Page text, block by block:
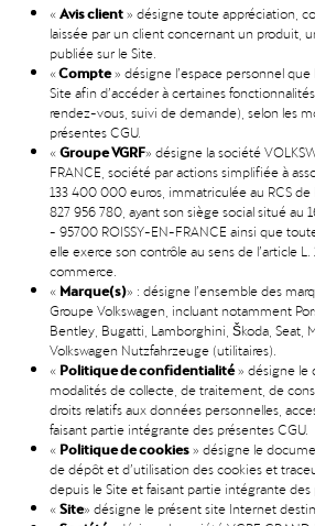
«Avis client» désigne toute appréciation,
laissée par un client concernant un produit,
publiée sur le Site.
«Compte» désigne l’espace personnel que
Site afin d’accéder à certaines
rendez-vous, suivi de demande), selon les
présentes CGU.
«Groupe VGRF» désigne la société
FRANCE, société par actions simplifiée à
133 400 000 euros, immatriculée au RCS
827 956 780, ayant son siège social situé au
- 95700 ROISSY-EN-FRANCE ainsi que
elle exerce son contrôle au sens de l’article
commerce.
« Marque(s)» : désigne l’ensemble des
Groupe Volkswagen, incluant notamment
Bentley, Bugatti, Lamborghini, Škoda, Seat,
Volkswagen Nutzfahrzeuge (utilitaires).
« Politique de confidentialité» désigne le
modalités de collecte, de traitement, de
droits relatifs aux données personnelles,
faisant partie intégrante des présentes CGU.
« Politique de cookies» désigne le
de dépôt et d’utilisation des cookies et
depuis le Site et faisant partie intégrante des
«Site» désigne le présent site Internet